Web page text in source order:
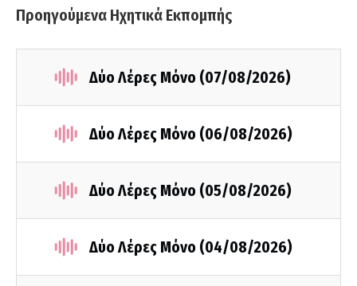
Προηγούμενα Ηχητικά Εκπομπής
Δύο Λέρες Μόνο (07/08/2026)
Δύο Λέρες Μόνο (06/08/2026)
Δύο Λέρες Μόνο (05/08/2026)
Δύο Λέρες Μόνο (04/08/2026)